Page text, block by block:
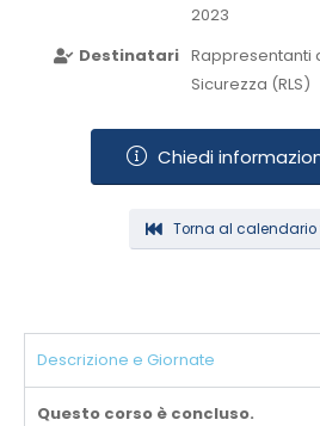
2023​
Destinatari Rappresentanti
Sicurezza (RLS)
Chiedi
Torna al
Descrizione e Giornate
Questo corso è concluso.